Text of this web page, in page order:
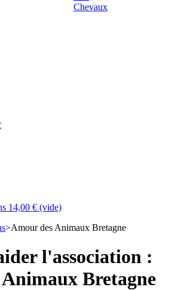
Chevaux
14,00 € (vide)
>Amour des Animaux Bretagne
l'association :
Bretagne